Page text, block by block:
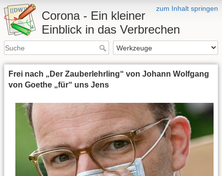
zum Inhalt springen
Corona - Ein kleiner
Einblick in das Verbrechen
Frei nach „Der Zauberlehrling“ von Johann Wolfgang
von Goethe „für“ uns Jens